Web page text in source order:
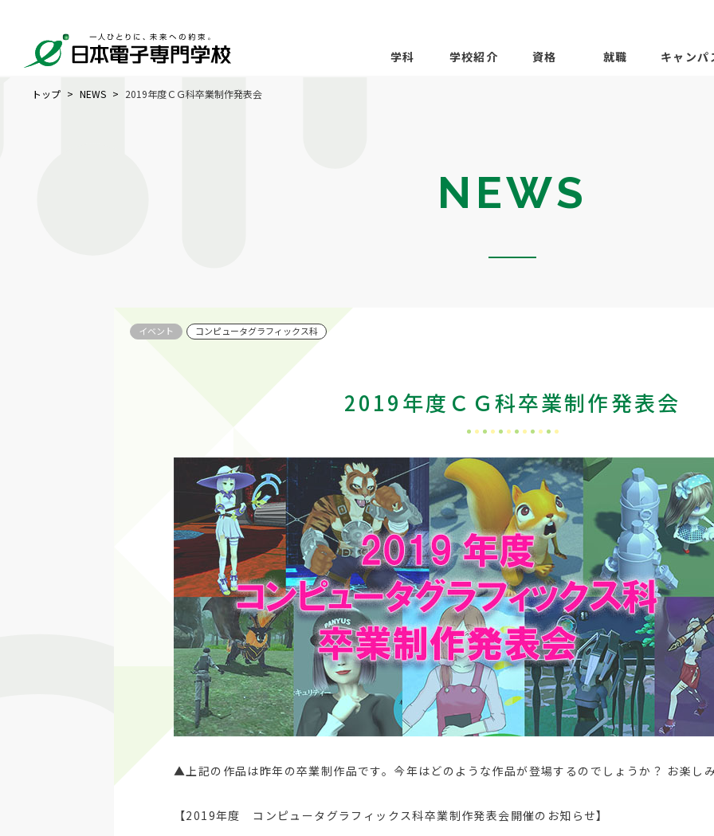
学科 学校紹介 資格 就職 キャンパ
トップ NEWS 2019年度ＣＧ科卒業制作発表会
NEWS
イベント コンピュータグラフィックス科
2019年度ＣＧ科卒業制作発表会
▲上記の作品は昨年の卒業制作品です。今年はどのような作品が登場するのでしょうか？ お楽し
【2019年度 コンピュータグラフィックス科卒業制作発表会開催のお知らせ】